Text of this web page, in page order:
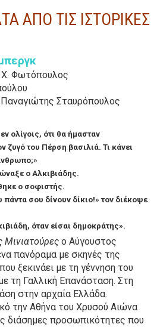
ΑΠΟ ΤΙΣ ΙΣΤΟΡΙΚΕΣ
Φωτόπουλος
Σταυρόπουλος
ολίγοις, ότι θα ήμασταν
ζυγό του Πέρση βασιλιά. Τι κάνει
ο Αλκιβιάδης.
ο σοφιστής.
σου δίνουν δίκιο!» τον διέκοψε
όταν είσαι δημοκράτης».
Μινιατούρες ο Αύγουστος
πανόραμα με σκηνές της
ξεκινάει με τη γέννηση του
τη Γαλλική Επανάσταση. Στη
στην αρχαία Ελλάδα.
την Αθήνα του Χρυσού Αιώνα
διάσημες προσωπικότητες που